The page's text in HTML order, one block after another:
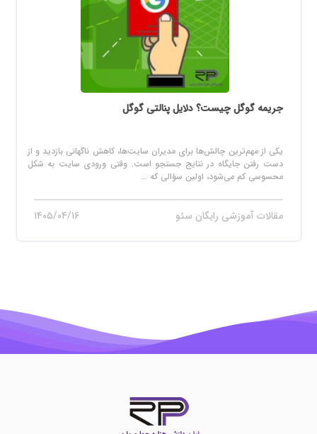
جریمه گوگل چیست؟ دلایل پنالتی گوگل
یکی از مهم‌ترین چالش‌ها برای مدیران سایت‌ها، کاهش ناگهانی بازدید و از
دست رفتن جایگاه در نتایج جستجو است. وقتی ورودی سایت به شکل
محسوسی کم می‌شود، اولین سؤالی که ...
مقالات آموزشی رایگان سئو ۱۴۰۵/۰۴/۱۶